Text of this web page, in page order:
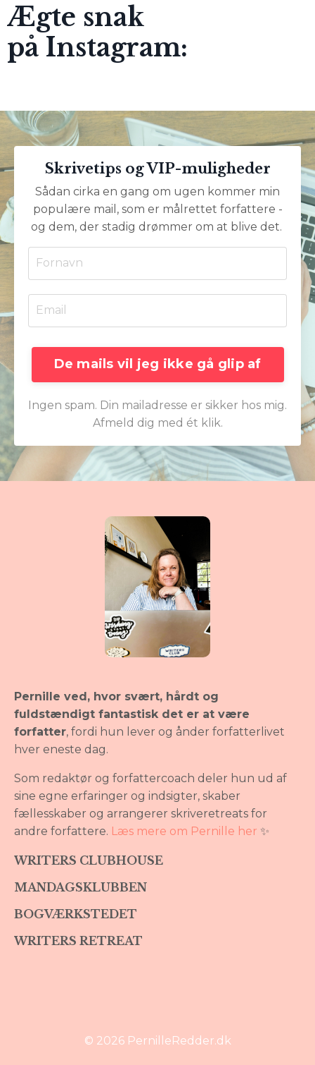
Ægte snak
på Instagram:
Skrivetips og VIP-muligheder
Sådan cirka en gang om ugen kommer min
populære mail, som er målrettet forfattere -
og dem, der stadig drømmer om at blive det.
De mails vil jeg ikke gå glip af
Ingen spam. Din mailadresse er sikker hos mig.
Afmeld dig med ét klik.
Pernille ved, hvor svært, hårdt og
fuldstændigt fantastisk det er at være
forfatter, fordi hun lever og ånder forfatterlivet
hver eneste dag.
Som redaktør og forfattercoach deler hun ud af
sine egne erfaringer og indsigter, skaber
fællesskaber og arrangerer skriveretreats for
andre forfattere. Læs mere om Pernille her ✨
WRITERS CLUBHOUSE
MANDAGSKLUBBEN
BOGVÆRKSTEDET
WRITERS RETREAT
© 2026 PernilleRedder.dk